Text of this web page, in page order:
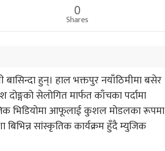
0
Shares
बासिन्दा हुन्। हाल भक्तपुर नयाँठिमीमा बसेर
सेलोगित मार्फत काँचका पर्दामा
भिडियोमा आफूलाई कुशल मोडलका रूपमा
बिभिन्न सांस्कृतिक कार्यक्रम हुँदै म्युजिक